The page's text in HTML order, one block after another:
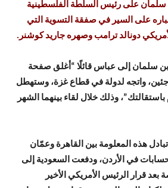
سلمان على رئيس السلطة الفلسطينية
على السير في صفقة التسوية التي
دونالد ترامب وصهره جاريد كوشنر.
سلمان إلى عباس قائلًا “أغلق صفحة
واتجه لدولة في قطاع غزة، وستهطل
باستقالتك”، وذلك خلال لقاء بينهما الشهر
هذه المعلومة بين القاهرة وعمّان
في الأردن، ودفعت السعودية إلى
قرار الرئيس الأمريكي الأخير